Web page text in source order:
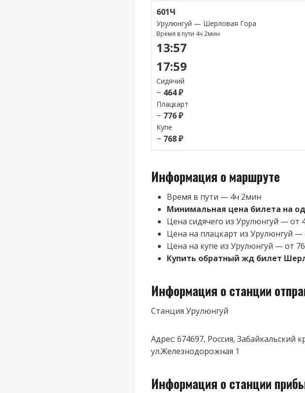
601Ч
Урулюнгуй — Шерловая Гора
Время в пути 4ч 2мин
13:57
17:59
Сидячий
~ 464 ₽
Плацкарт
~ 776 ₽
Купе
~ 768 ₽
Информация о маршруте
Время в пути — 4ч 2мин
Минимальная цена билета на
Цена сидячего из Урулюнгуй — от
Цена на плацкарт из Урулюнгуй —
Цена на купе из Урулюнгуй — от
Купить обратный жд билет
Информация о станции
Станция Урулюнгуй
Адрес: 674697, Россия, Забайкальский
ул.Железнодорожная 1
Информация о станции